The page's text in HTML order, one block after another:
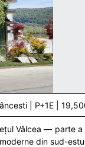
| P+1E |
Vâlcea — parte
din sud-